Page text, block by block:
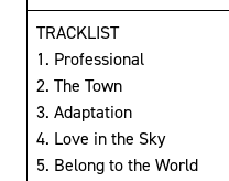
TRACKLIST
1. Professional
2. The Town
3. Adaptation
4. Love in the Sky
5. Belong to the World